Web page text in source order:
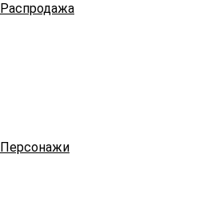
Распродажа
Персонажи